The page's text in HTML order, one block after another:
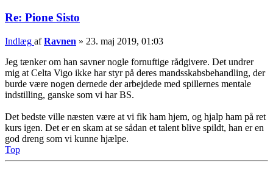
Re: Pione Sisto
Indlæg afRavnen » 23. maj 2019, 01:03
Jeg tænker om han savner nogle fornuftige rådgivere. Det undrer
mig at Celta Vigo ikke har styr på deres mandsskabsbehandling, der
burde være nogen dernede der arbejdede med spillernes mentale
indstilling, ganske som vi har BS.
Det bedste ville næsten være at vi fik ham hjem, og hjalp ham på ret
kurs igen. Det er en skam at se sådan et talent blive spildt, han er en
god dreng som vi kunne hjælpe.
Top